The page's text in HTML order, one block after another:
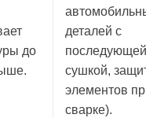
до
деталей с
последующей
сушкой,
элементов
сварке).